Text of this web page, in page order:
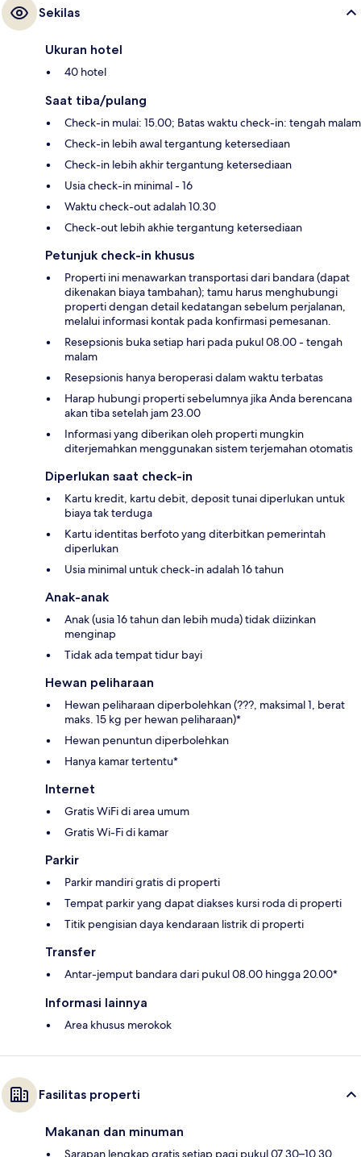
Sekilas
Ukuran hotel
40 hotel
Saat tiba/pulang
Check-in mulai: 15.00; Batas waktu check-in: tengah malam
Check-in lebih awal tergantung ketersediaan
Check-in lebih akhir tergantung ketersediaan
Usia check-in minimal - 16
Waktu check-out adalah 10.30
Check-out lebih akhie tergantung ketersediaan
Petunjuk check-in khusus
Properti ini menawarkan transportasi dari bandara (dapat
dikenakan biaya tambahan); tamu harus menghubungi
properti dengan detail kedatangan sebelum perjalanan,
melalui informasi kontak pada konfirmasi pemesanan.
Resepsionis buka setiap hari pada pukul 08.00 - tengah
malam
Resepsionis hanya beroperasi dalam waktu terbatas
Harap hubungi properti sebelumnya jika Anda berencana
akan tiba setelah jam 23.00
Informasi yang diberikan oleh properti mungkin
diterjemahkan menggunakan sistem terjemahan otomatis
Diperlukan saat check-in
Kartu kredit, kartu debit, deposit tunai diperlukan untuk
biaya tak terduga
Kartu identitas berfoto yang diterbitkan pemerintah
diperlukan
Usia minimal untuk check-in adalah 16 tahun
Anak-anak
Anak (usia 16 tahun dan lebih muda) tidak diizinkan
menginap
Tidak ada tempat tidur bayi
Hewan peliharaan
Hewan peliharaan diperbolehkan (???, maksimal 1, berat
maks. 15 kg per hewan peliharaan)*
Hewan penuntun diperbolehkan
Hanya kamar tertentu*
Internet
Gratis WiFi di area umum
Gratis Wi-Fi di kamar
Parkir
Parkir mandiri gratis di properti
Tempat parkir yang dapat diakses kursi roda di properti
Titik pengisian daya kendaraan listrik di properti
Transfer
Antar-jemput bandara dari pukul 08.00 hingga 20.00*
Informasi lainnya
Area khusus merokok
Fasilitas properti
Makanan dan minuman
Sarapan lengkap gratis setiap pagi pukul 07.30–10.30